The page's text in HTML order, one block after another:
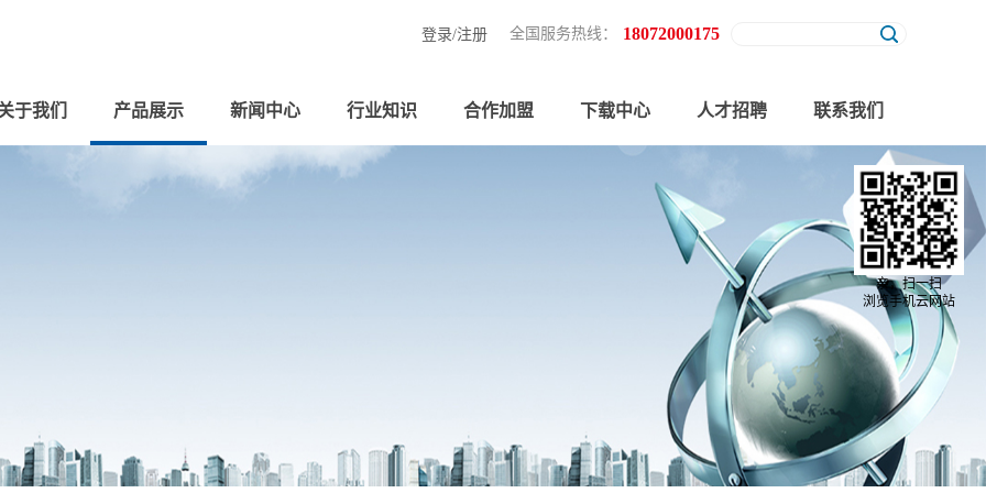
全国服务热线： 18072000175
登录/注册
于我们 产品展示 新闻中心 行业知识 合作加盟 下载中心 人才招聘 联系我们
亲，扫一扫
浏览手机云网站